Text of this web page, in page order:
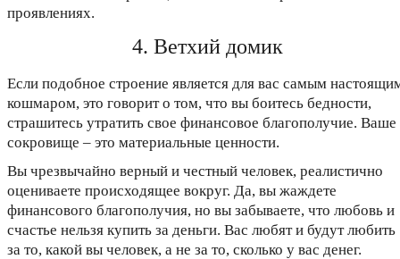
проявлениях.
4. Ветхий домик
Если подобное строение является для вас самым
кошмаром, это говорит о том, что вы боитесь бедности,
страшитесь утратить свое финансовое благополучие. Ваше
сокровище – это материальные ценности.
Вы чрезвычайно верный и честный человек, реалистично
оцениваете происходящее вокруг. Да, вы жаждете
финансового благополучия, но вы забываете, что любовь и
счастье нельзя купить за деньги. Вас любят и будут любить
за то, какой вы человек, а не за то, сколько у вас денег.